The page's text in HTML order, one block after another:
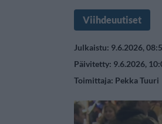
Viihdeuutiset
Julkaistu: 9.6.2026,
Päivitetty: 9.6.2026,
Toimittaja: Pekka Tuuri